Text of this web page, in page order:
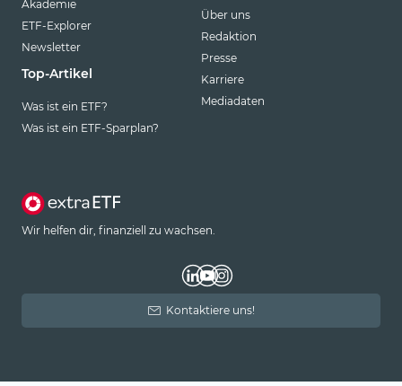
Akademie
ETF-Explorer
Newsletter
Top-Artikel
Was ist ein ETF?
Was ist ein ETF-Sparplan?
Über uns
Redaktion
Presse
Karriere
Mediadaten
Wir helfen dir, finanziell zu wachsen.
Kontaktiere uns!